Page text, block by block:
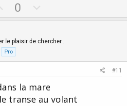
p
o
t
e
0
o
n
o
e
le plaisir de chercher…
Pro
#11
la mare
transe au volant